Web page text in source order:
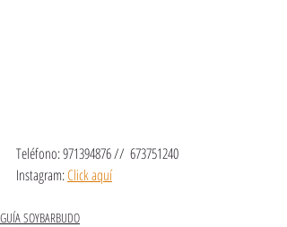
Teléfono: 971394876 //  673751240
Instagram: Click aquí
GUÍA SOYBARBUDO